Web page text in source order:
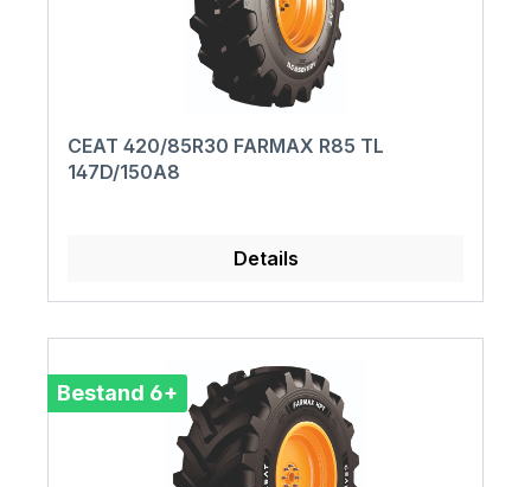
CEAT 420/85R30 FARMAX R85 TL
147D/150A8
Details
Bestand 6+